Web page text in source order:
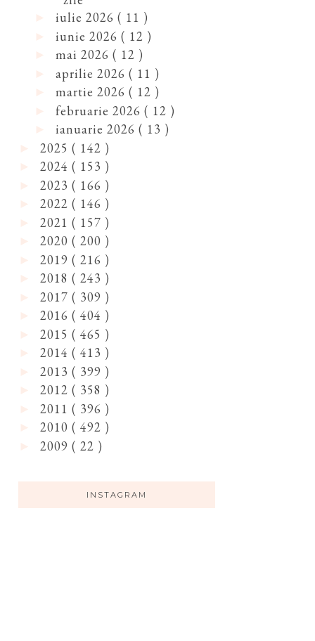
iulie 2026 ( 11 )
iunie 2026 ( 12 )
mai 2026 ( 12 )
aprilie 2026 ( 11 )
martie 2026 ( 12 )
februarie 2026 ( 12 )
ianuarie 2026 ( 13 )
2025 ( 142 )
2024 ( 153 )
2023 ( 166 )
2022 ( 146 )
2021 ( 157 )
2020 ( 200 )
2019 ( 216 )
2018 ( 243 )
2017 ( 309 )
2016 ( 404 )
2015 ( 465 )
2014 ( 413 )
2013 ( 399 )
2012 ( 358 )
2011 ( 396 )
2010 ( 492 )
2009 ( 22 )
INSTAGRAM